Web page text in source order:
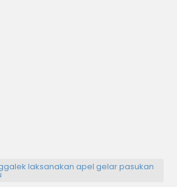
laksanakan apel gelar pasukan